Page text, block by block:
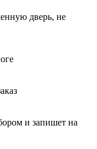
дверь, не
и запишет на